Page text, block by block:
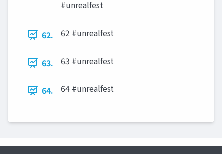
#unrealfest
62. 62 #unrealfest
63. 63 #unrealfest
64. 64 #unrealfest